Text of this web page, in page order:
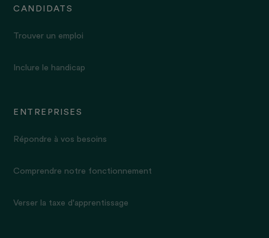
CANDIDATS
Trouver un emploi
Inclure le handicap
ENTREPRISES
Répondre à vos besoins
Comprendre notre fonctionnement
Verser la taxe d'apprentissage